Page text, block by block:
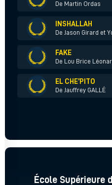
De Martin Ordas
INSHALLAH
De Jason Girard et
FAKE
De Lou Brice
EL CHE’PITO
De Jauffrey GALLÉ
École Supérieure